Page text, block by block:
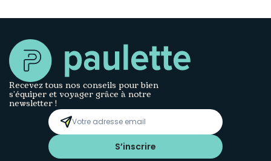
Recevez tous nos conseils pour bien
s’équiper et voyager grâce à notre
newsletter !
S’inscrire